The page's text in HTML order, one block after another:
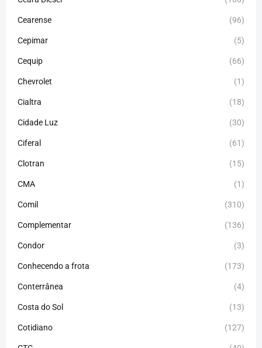
Cearense (96)
Cepimar (5)
Cequip (66)
Chevrolet (1)
Cialtra (18)
Cidade Luz (30)
Ciferal (61)
Clotran (15)
CMA (1)
Comil (310)
Complementar (136)
Condor (3)
Conhecendo a frota (173)
Conterrânea (4)
Costa do Sol (13)
Cotidiano (127)